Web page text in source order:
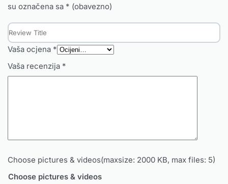
su označena sa * (obavezno)
Vaša ocjena *
Vaša recenzija *
Choose pictures & videos(maxsize: 2000 KB, max files: 5)
Choose pictures & videos